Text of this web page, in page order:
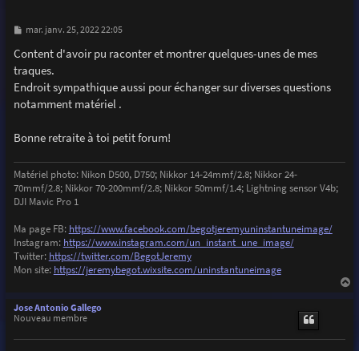
M
s
s
a
e
mar. janv. 25, 2022 22:05
Content d'avoir pu raconter et montrer quelques-unes de mes
traques.
Endroit sympathique aussi pour échanger sur diverses questions
notamment matériel .
Bonne retraite à toi petit forum!
Matériel photo: Nikon D500, D750; Nikkor 14-24mmf/2.8; Nikkor 24-
70mmf/2.8; Nikkor 70-200mmf/2.8; Nikkor 50mmf/1.4; Lightning sensor V4b;
DJI Mavic Pro 1
Ma page FB: https://www.facebook.com/begotjeremyuninstantuneimage/
Instagram: https://www.instagram.com/un_instant_une_image/
Twitter: https://twitter.com/BegotJeremy
Mon site: https://jeremybegot.wixsite.com/uninstantuneimage
Jose Antonio Gallego
Nouveau membre